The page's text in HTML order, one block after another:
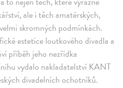
ale i těch amatérských,
skromných podmínkách.
estetice loutkového divadla a
příběh jeho nezřídka
vydalo nakladatelství KANT
divadelních ochotníků.